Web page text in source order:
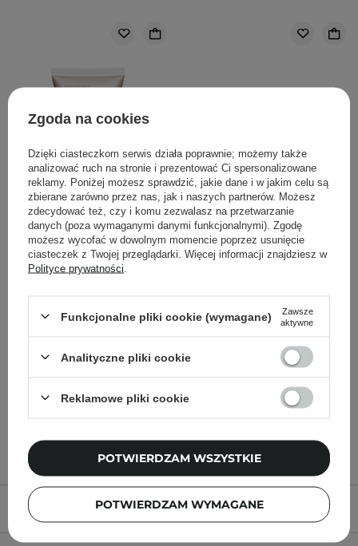
WYBÓR KOSMETOLOGA
- Krem Nawilżający do
Hialuronowym - 30ml
100% Skwalan z Trzciny
OPIS PRODUKTU
Zgoda na cookies
Dzięki ciasteczkom serwis działa poprawnie; możemy także
analizować ruch na stronie i prezentować Ci spersonalizowane
reklamy. Poniżej możesz sprawdzić, jakie dane i w jakim celu są
zbierane zarówno przez nas, jak i naszych partnerów. Możesz
zdecydować też, czy i komu zezwalasz na przetwarzanie
danych (poza wymaganymi danymi funkcjonalnymi). Zgodę
możesz wycofać w dowolnym momencie poprzez usunięcie
ciasteczek z Twojej przeglądarki. Więcej informacji znajdziesz w
Polityce prywatności
Funkcjonalne pliki cookie (wymagane)
Zawsze
aktywne
Analityczne pliki cookie
Reklamowe pliki cookie
POTWIERDZAM WYMAGANE
POTWIERDZAM WSZYSTKIE